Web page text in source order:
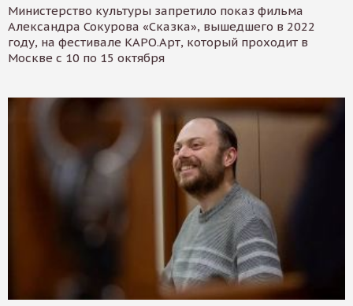
Министерство культуры запретило показ фильма
Александра Сокурова «Сказка», вышедшего в 2022
году, на фестивале КАРО.Арт, который проходит в
Москве с 10 по 15 октября